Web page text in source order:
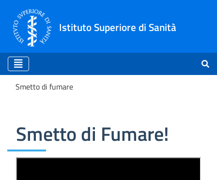
Istituto Superiore di Sanità
Smetto di fumare
Smetto di Fumare!